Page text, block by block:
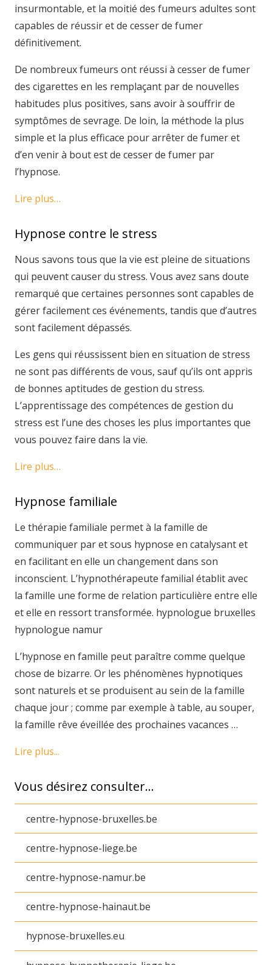
insurmontable, et la moitié des fumeurs adultes sont
capables de réussir et de cesser de fumer
définitivement.
De nombreux fumeurs ont réussi à cesser de fumer
des cigarettes en les remplaçant par de nouvelles
habitudes plus positives, sans avoir à souffrir de
symptômes de sevrage. De loin, la méthode la plus
simple et la plus efficace pour arrêter de fumer et
d’en venir à bout est de cesser de fumer par
l’hypnose.
Lire plus…
Hypnose contre le stress
Nous savons tous que la vie est pleine de situations
qui peuvent causer du stress. Vous avez sans doute
remarqué que certaines personnes sont capables de
gérer facilement ces événements, tandis que d’autres
sont facilement dépassés.
Les gens qui réussissent bien en situation de stress
ne sont pas différents de vous, sauf qu’ils ont appris
de bonnes aptitudes de gestion du stress.
L’apprentissage des compétences de gestion du
stress est l’une des choses les plus importantes que
vous pouvez faire dans la vie.
Lire plus…
Hypnose familiale
Le thérapie familiale permet à la famille de
communiquer par et sous hypnose en catalysant et
en facilitant en elle un changement dans son
inconscient. L’hypnothérapeute familial établit avec
la famille une forme de relation particulière entre elle
et elle en ressort transformée. hypnologue bruxelles
hypnologue namur
L’hypnose en famille peut paraître comme quelque
chose de bizarre. Or les phénomènes hypnotiques
sont naturels et se produisent au sein de la famille
chaque jour ; comme par exemple à table, au souper,
la famille rêve éveillée des prochaines vacances …
Lire plus...
Vous désirez consulter…
centre-hypnose-bruxelles.be
centre-hypnose-liege.be
centre-hypnose-namur.be
centre-hypnose-hainaut.be
hypnose-bruxelles.eu